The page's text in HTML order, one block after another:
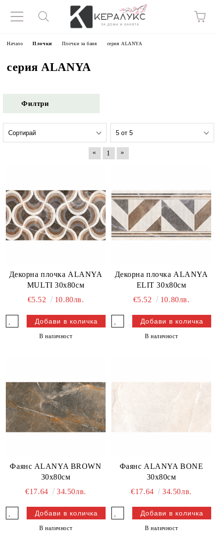
Начало Плочки Плочки за баня серия ALANYA
серия ALANYA
Филтри
« 1 »
Декорна плочка ALANYA
MULTI 30х80см
€5.52
10.80лв.
В наличност
Декорна плочка ALANYA
ELIT 30х80см
€5.52
10.80лв.
В наличност
Фаянс ALANYA BROWN
30х80см
€17.64
34.50лв.
В наличност
Фаянс ALANYA BONE
30х80см
€17.64
34.50лв.
В наличност